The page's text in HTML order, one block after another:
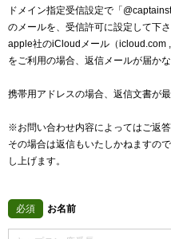
ドメイン指定受信設定で「
のメールを、受信許可に設定して下さ
apple社のiCloudメール（icloud.com
をご利用の場合、返信メールが届か
携帯用アドレスの場合、返信文書が
※お問い合わせ内容によってはご返
その場合は返信もいたしかねますの
し上げます。
必須 お名前